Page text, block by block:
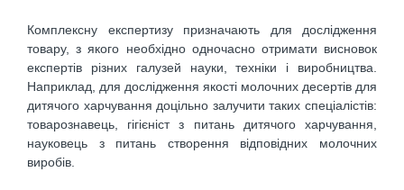
Комплексну експертизу призначають для дослідження
товару, з якого необхідно одночасно отримати висновок
експертів різних галузей науки, техніки і виробництва.
Наприклад, для дослідження якості молочних десертів для
дитячого харчування доцільно залучити таких спеціалістів:
товарознавець, гігієніст з питань дитячого харчування,
науковець з питань створення відповідних молочних
виробів.